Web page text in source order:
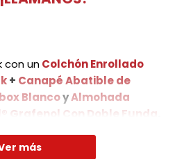
con unColchón Enrollado
+ Canapé Abatible de
BlancoyAlmohada
Con Doble Funda
más